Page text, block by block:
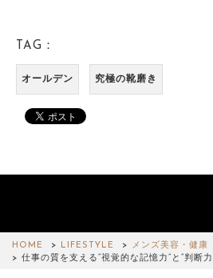
TAG：
オールデン 究極の靴磨き
HOME LIFESTYLE
メンズ美容・健康
仕事の質を支える“視覚的な記憶力”と“判断力”